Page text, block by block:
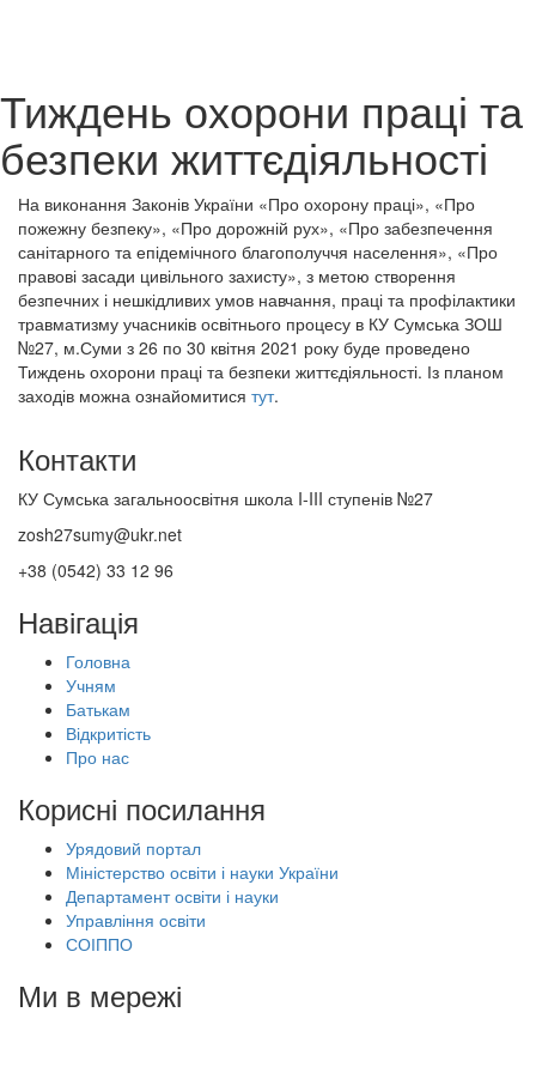
Тиждень охорони праці та
безпеки життєдіяльності
На виконання Законів України «Про охорону праці», «Про
пожежну безпеку», «Про дорожній рух», «Про забезпечення
санітарного та епідемічного благополуччя населення», «Про
правові засади цивільного захисту», з метою створення
безпечних і нешкідливих умов навчання, праці та профілактики
травматизму учасників освітнього процесу в КУ Сумська ЗОШ
№27, м.Суми з 26 по 30 квітня 2021 року буде проведено
Тиждень охорони праці та безпеки життєдіяльності. Із планом
заходів можна ознайомитися тут.
Контакти
КУ Сумська загальноосвітня школа I-III ступенів №27
zosh27sumy@ukr.net
+38 (0542) 33 12 96
Навігація
Головна
Учням
Батькам
Відкритість
Про нас
Корисні посилання
Урядовий портал
Міністерство освіти і науки України
Департамент освіти і науки
Управління освіти
СОІППО
Ми в мережі